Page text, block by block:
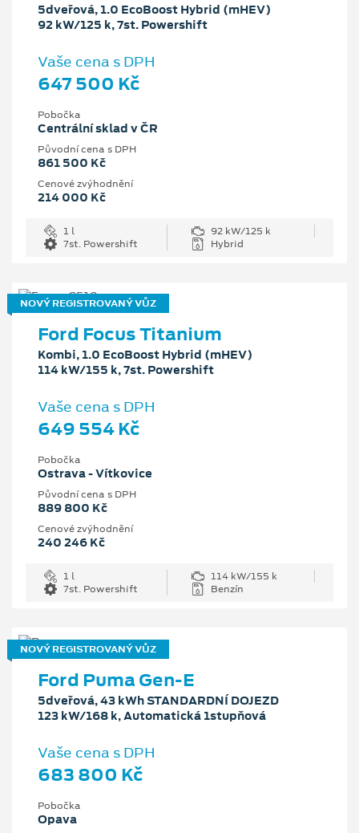
5dveřová, 1.0 EcoBoost Hybrid (mHEV)
92 kW/125 k, 7st. Powershift
Vaše cena s DPH
647 500 Kč
Pobočka
Centrální sklad v ČR
Původní cena s DPH
861 500 Kč
Cenové zvýhodnění
214 000 Kč
1 l
92 kW/125 k
7st. Powershift
Hybrid
NOVÝ REGISTROVANÝ VŮZ
Ford Focus Titanium
Kombi, 1.0 EcoBoost Hybrid (mHEV)
114 kW/155 k, 7st. Powershift
Vaše cena s DPH
649 554 Kč
Pobočka
Ostrava - Vítkovice
Původní cena s DPH
889 800 Kč
Cenové zvýhodnění
240 246 Kč
1 l
114 kW/155 k
7st. Powershift
Benzín
NOVÝ REGISTROVANÝ VŮZ
Ford Puma Gen-E
5dveřová, 43 kWh STANDARDNÍ DOJEZD
123 kW/168 k, Automatická 1stupňová
Vaše cena s DPH
683 800 Kč
Pobočka
Opava